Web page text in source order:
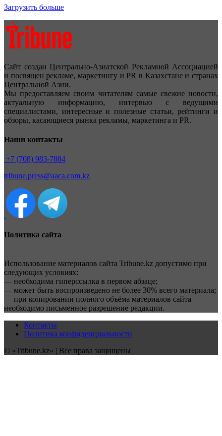
Загрузить больше
Сайт создан Центрально-Азиатской Рекламной Ассоциацией
и посвящен рекламе, маркетингу и PR в Казахстане и странах
Центральной Азии.
Мы предоставляем своим читателям самые свежие новости,
актуальную информацию, интервью с ведущими
специалистами, интересные и полезные статьи, рейтинги и
обзоры, касающиеся рынка рекламы, маркетинга и PR.
Наши контакты
+7 (708) 983-7884
tribune.press@aaca.com.kz
Политика сайта
Использование материалов сайта Tribune.kz допустимо при
следующих условиях:
— необходима гиперссылка в первом абзаце;
— может быть воспроизведено не более 30% всего материала;
— при копировании полного объёма материалов сайта
необходимо письменное разрешение редакции.
Контакты
Политика конфиденциальности
© «Tribune.kz» | Все права защищены